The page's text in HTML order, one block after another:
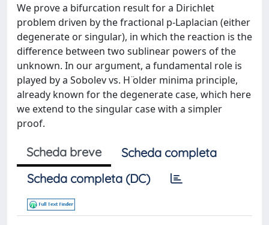
We prove a bifurcation result for a Dirichlet
problem driven by the fractional p-Laplacian (either
degenerate or singular), in which the reaction is the
difference between two sublinear powers of the
unknown. In our argument, a fundamental role is
played by a Sobolev vs. H ̈older minima principle,
already known for the degenerate case, which here
we extend to the singular case with a simpler
proof.
Scheda breve
Scheda completa
Scheda completa (DC)